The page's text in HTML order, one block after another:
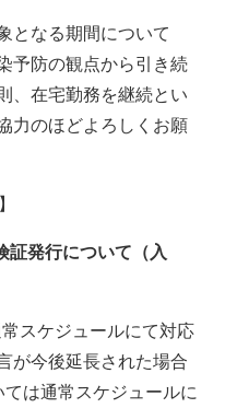
となる期間について
予防の観点から引き続
、在宅勤務を継続とい
力のほどよろしくお願
証発行について（入
スケジュールにて対応
が今後延長された場合
は通常スケジュールに